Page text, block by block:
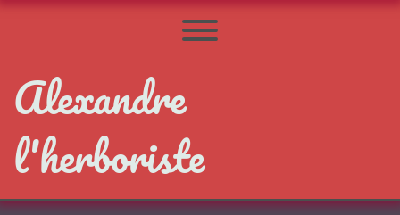
Skip
Toggle menu visibility.
Alexandre
l'herboriste